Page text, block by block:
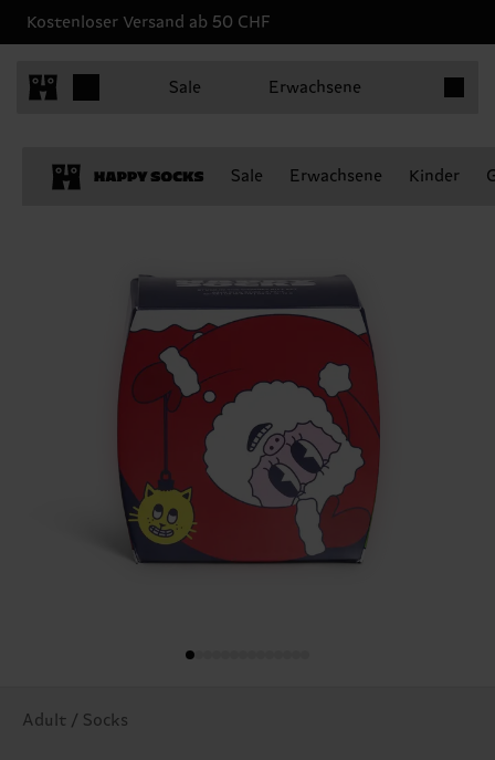
Kostenloser Versand ab 50 CHF
Sale Erwachsene
Sale Erwachsene Kinder
Adult / Socks